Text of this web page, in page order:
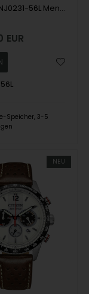
Citizen NJ0231-56L Mens Watch Automatic 40mm 10ATM Wristwatch
EUR
Speicher, 3-5
NEU